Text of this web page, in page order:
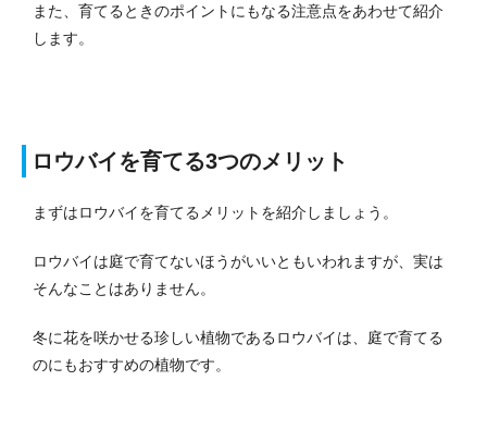
また、育てるときのポイントにもなる注意点をあわせて紹介
します。
ロウバイを育てる3つのメリット
まずはロウバイを育てるメリットを紹介しましょう。
ロウバイは庭で育てないほうがいいともいわれますが、実は
そんなことはありません。
冬に花を咲かせる珍しい植物であるロウバイは、庭で育てる
のにもおすすめの植物です。